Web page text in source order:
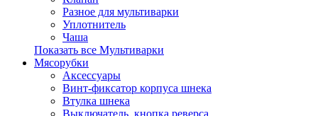
Разное для мультиварки
Уплотнитель
Чаша
Показать все Мультиварки
Мясорубки
Аксессуары
Винт-фиксатор корпуса шнека
Втулка шнека
Выключатель, кнопка реверса